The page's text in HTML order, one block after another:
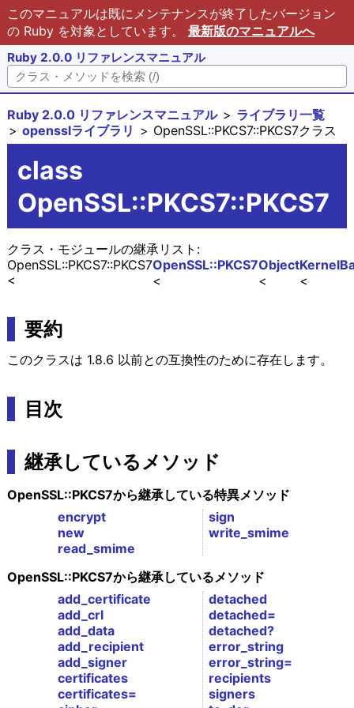
このマニュアルは既にメンテナンスが終了したバージョン
の Ruby を対象としています。 最新版のマニュアルへ
Ruby 2.0.0 リファレンスマニュアル
Ruby 2.0.0 リファレンスマニュアル
ライブラリ一覧
opensslライブラリ
OpenSSL::PKCS7::PKCS7クラス
class
OpenSSL::PKCS7::PKCS7
クラス・モジュールの継承リスト:
Kernel
Object
OpenSSL::PKCS7
OpenSSL::PKCS7::PKCS7
要約
このクラスは 1.8.6 以前との互換性のために存在します。
目次
継承しているメソッド
OpenSSL::PKCS7から継承している特異メソッド
encrypt
new
read_smime
sign
write_smime
OpenSSL::PKCS7から継承しているメソッド
add_certificate
add_crl
add_data
add_recipient
add_signer
certificates
certificates=
detached
detached=
detached?
error_string
error_string=
recipients
signers